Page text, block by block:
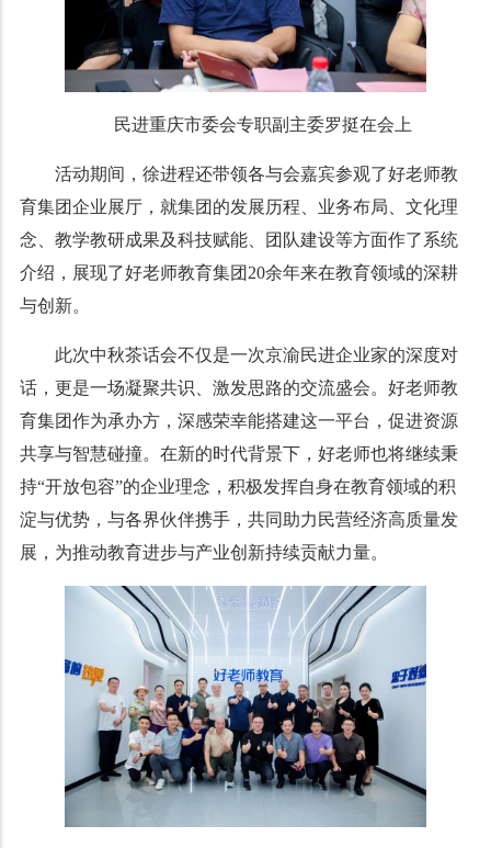
民进重庆市委会专职副主委罗挺在会上
活动期间，徐进程还带领各与会嘉宾参观了好老师教
育集团企业展厅，就集团的发展历程、业务布局、文化理
念、教学教研成果及科技赋能、团队建设等方面作了系统
介绍，展现了好老师教育集团20余年来在教育领域的深耕
与创新。
此次中秋茶话会不仅是一次京渝民进企业家的深度对
话，更是一场凝聚共识、激发思路的交流盛会。好老师教
育集团作为承办方，深感荣幸能搭建这一平台，促进资源
共享与智慧碰撞。在新的时代背景下，好老师也将继续秉
持“开放包容”的企业理念，积极发挥自身在教育领域的积
淀与优势，与各界伙伴携手，共同助力民营经济高质量发
展，为推动教育进步与产业创新持续贡献力量。